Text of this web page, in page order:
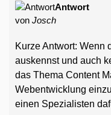
Antwort
von Josch
Kurze Antwort: Wenn
auskennst und auch
das Thema Content
Webentwicklung
einen Spezialisten